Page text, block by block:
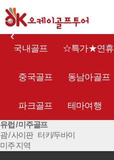
국내골프 ☆특가★연휴
중국골프 동남아골프
파크골프 테마여행
유럽 / 미주골프
괌 / 사이판
터키/두바이
미주 지역